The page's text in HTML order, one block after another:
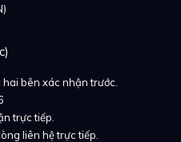
bên xác nhận trước.
trực tiếp.
liên hệ trực tiếp.